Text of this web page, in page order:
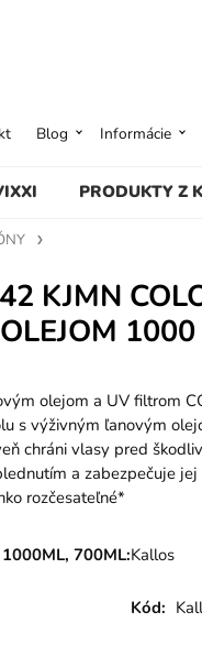
PRODUKTY Z
Blog Informácie
KJMN
olejom a UV filtrom
s výživným ľanovým
chráni vlasy pred
a zabezpečuje
rozčesateľné*
700ML:Kallos
Kód: